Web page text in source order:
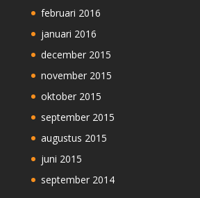
februari 2016
januari 2016
december 2015
november 2015
oktober 2015
september 2015
augustus 2015
juni 2015
september 2014